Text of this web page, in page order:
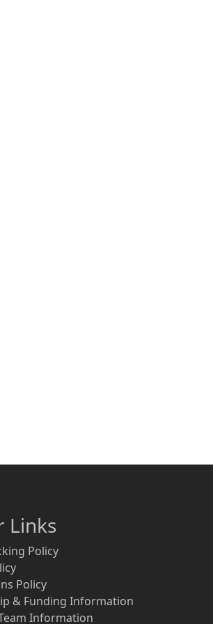
Links
Policy
Policy
& Funding Information
Information